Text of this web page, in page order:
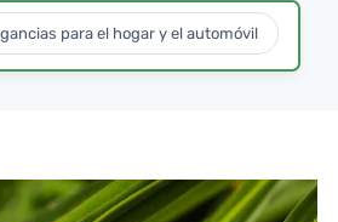
para el hogar y el automóvil